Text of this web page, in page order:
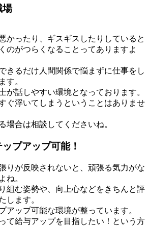
場
かったり、ギスギスしたりしていると
のがつらくなることってありますよ
きるだけ人間関係で悩まずに仕事をし
す。
が話しやすい環境となっております。
ぐ浮いてしまうということはありませ
場合は相談してくださいね。
プアップ可能！
りが反映されないと、頑張る気力がな
ね。
組む姿勢や、向上心などをきちんと評
します。
アップ可能な環境が整っています。
て給与アップを目指したい！という方